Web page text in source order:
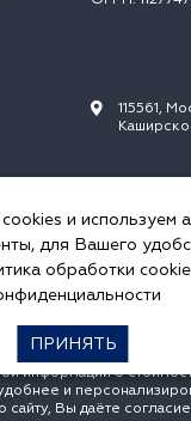
115561,
исключительно
информации о
и
Вы даёте
и используем
для Вашего
обработки cookie
ПРИНЯТЬ